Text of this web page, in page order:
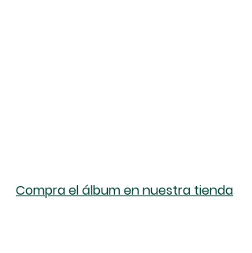
Compra el álbum en nuestra tienda